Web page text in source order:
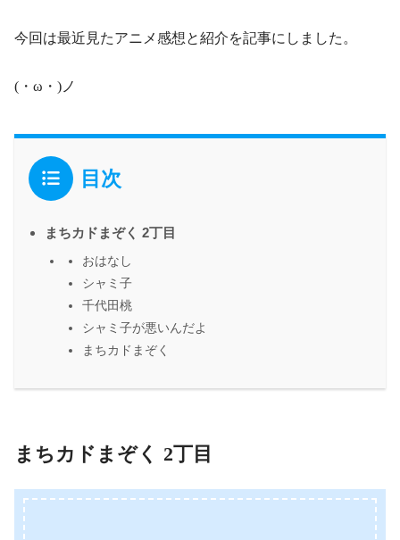
今回は最近見たアニメ感想と紹介を記事にしました。
(・ω・)ノ
目次
まちカドまぞく 2丁目
おはなし
シャミ子
千代田桃
シャミ子が悪いんだよ
まちカドまぞく
まちカドまぞく 2丁目